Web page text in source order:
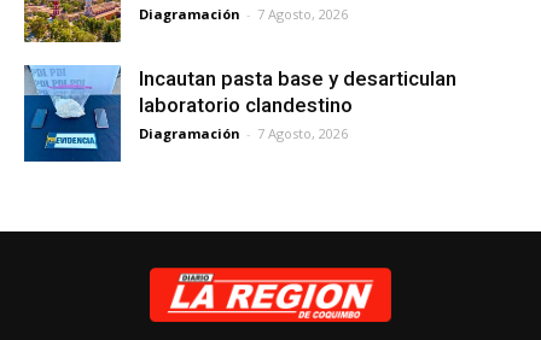
Diagramación - 7 Agosto, 2026
Incautan pasta base y desarticulan
laboratorio clandestino
Diagramación - 7 Agosto, 2026